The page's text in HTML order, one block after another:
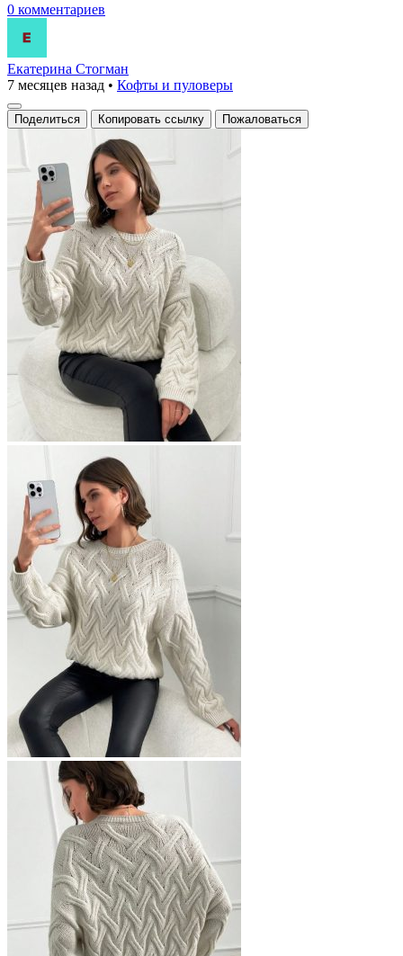
0 комментариев
Екатерина Стогман
7 месяцев назад • Кофты и пуловеры
Поделиться Копировать ссылку Пожаловаться